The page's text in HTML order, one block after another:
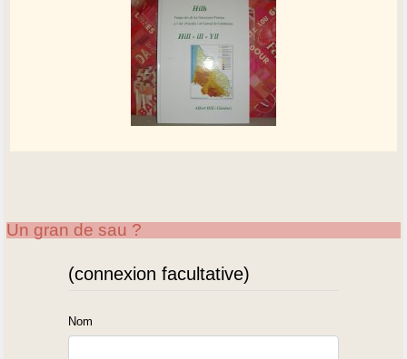
Un gran de sau ?
(connexion facultative)
Nom